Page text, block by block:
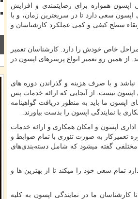
همواره برای رضایتمندی و افزایش
اپسون سعی دارد تا در سریعترین زمان، و با
سطح کیفی و کمی عملکرد کارشناسان و
خاص خودش را دارد. کارشناسان تعمیر
همین رو تعمیر انواع پرینترهای اپسون در
نباشد و با صرف هزینه و گذراندن دوره های
اپسون نیست. از آنجایی که ارائه خدمات پس
اپسون ما باید به منظور دریافت گواهینامه
با نمایندگی اپسون را بدست بیاورند.
اداری اپسون و امکان همکاری و ارائه خدمات
تعمیرکار به صورت تئوری با تمام ضوابط و
مختلفی گفته میشود که شامل دسته‌بندی‌های
تمام سعی خود را میکند تا از بهترین ها و
ما در نمایندگی اپسون به کلیه